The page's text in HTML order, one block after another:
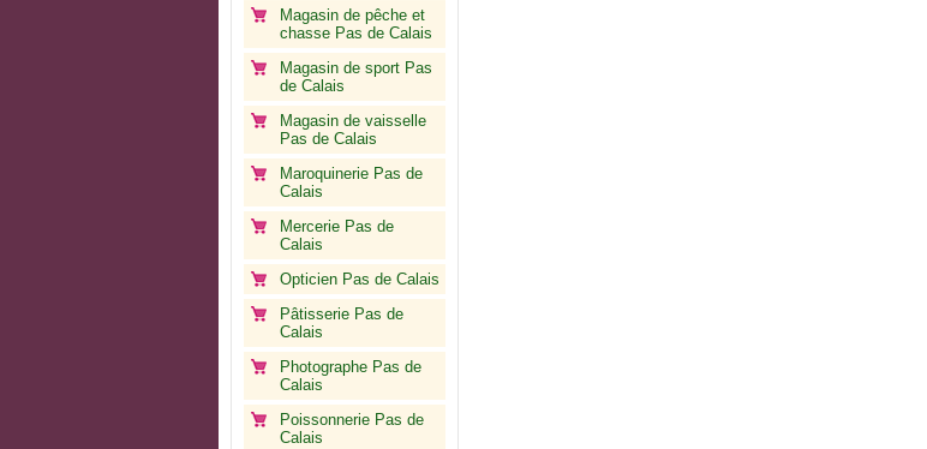
Magasin de pêche et
chasse Pas de Calais
Magasin de sport Pas
de Calais
Magasin de vaisselle
Pas de Calais
Maroquinerie Pas de
Calais
Mercerie Pas de
Calais
Opticien Pas de Calais
Pâtisserie Pas de
Calais
Photographe Pas de
Calais
Poissonnerie Pas de
Calais